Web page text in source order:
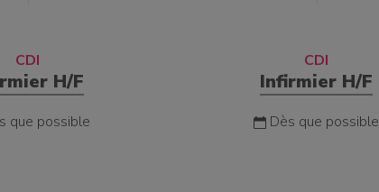
CDI
H/F
que possible
CDI
Infirmier H/F
Dès que possible